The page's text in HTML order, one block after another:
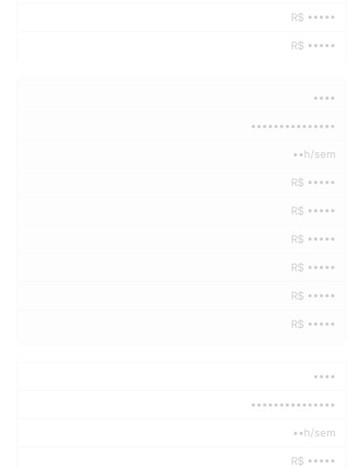
R$ •••••
R$ •••••
••••
•••••••••••••••
••h/sem
R$ •••••
R$ •••••
R$ •••••
R$ •••••
R$ •••••
R$ •••••
••••
•••••••••••••••
••h/sem
R$ •••••